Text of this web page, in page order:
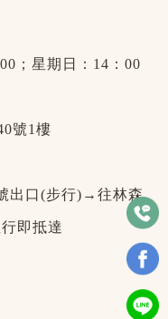
；星期日：14：00
號1樓
出口(步行)→往林森
即抵達